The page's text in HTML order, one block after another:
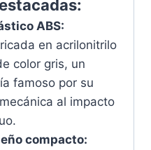
ABS:
en acrilonitrilo
color gris, un
famoso por su
al impacto
compacto: